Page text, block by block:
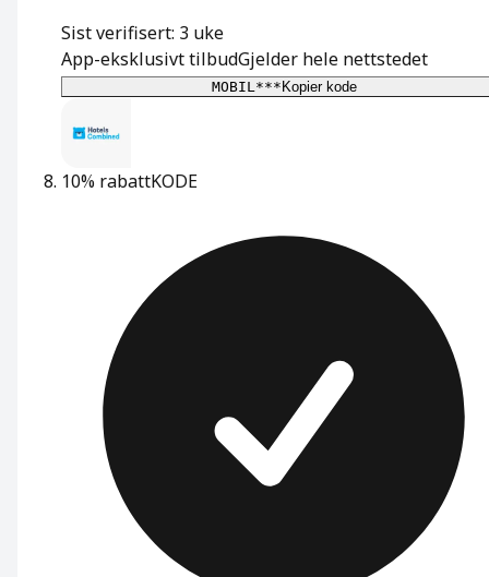
Sist verifisert: 3 uke
App-eksklusivt tilbudGjelder hele nettstedet
MOBIL***Kopier kode
10% rabattKODE